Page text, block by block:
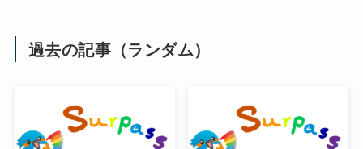
過去の記事（ランダム）